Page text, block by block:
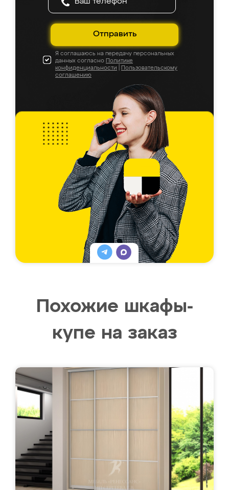
Отправить
Я соглашаюсь на передачу персональных
данных согласно Политике
конфиденциальности
Пользовательскому
соглашению
Похожие шкафы-
купе на заказ